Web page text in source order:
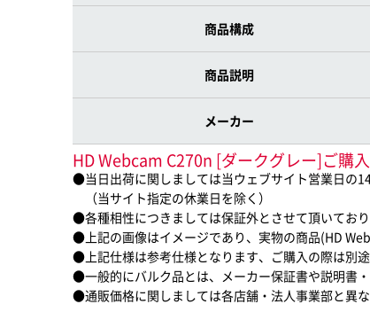
商品構成
商品説明
メーカー
HD Webcam C270n [ダークグレー]ご購
●当日出荷に関しましては当ウェブサイト営業日の
（当サイト指定の休業日を除く）
●各種相性につきましては保証外とさせて頂いており
●上記の画像はイメージであり、実物の商品(HD
●上記仕様は参考仕様となります、ご購入の際は別
●一般的にバルク品とは、メーカー保証書や説明書
●通販価格に関しましては各店舗・法人事業部と異な